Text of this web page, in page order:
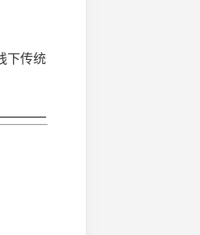
下传统